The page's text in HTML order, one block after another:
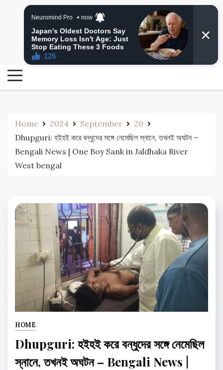
24 Ghanta Bangla News
24 Ghanta Bengali News
Home 2024 September
20
Dhupguri: হইহই করে বন্ধুদের সঙ্গে নেমেছিল স্নানে, তখনই অঘটন –
Bengali News | One Boy Sank in Jaldhaka River
West bengal
HOME
Dhupguri: হইহই করে বন্ধুদের সঙ্গে নেমেছিল
স্নানে, তখনই অঘটন – Bengali News |